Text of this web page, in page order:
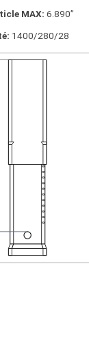
MAX: 6.890”
1400/280/28